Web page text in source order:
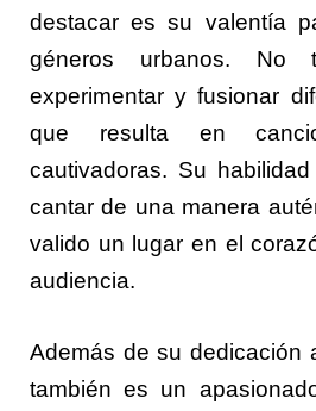
destacar es su valentía
géneros urbanos. No
experimentar y fusionar
que resulta en
cautivadoras. Su
cantar de una manera
valido un lugar en el
audiencia.
Además de su dedicación
también es un